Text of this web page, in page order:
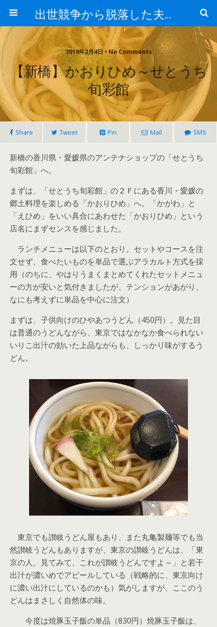
出世競争から脱落した夫と妻の日常
2019年2月4日 • No Comments
【新橋】かおりひめ～せとうち
旬彩館
Share Tweet Pin Mail SMS
新橋の香川県・愛媛県のアンテナショップの「せとうち
旬彩館」へ。
まずは、「せとうち旬彩館」の２Ｆにある香川・愛媛の
郷土料理を楽しめる「かおりひめ」へ。「かがわ」と
「えひめ」をいい具合にあわせた「かおりひめ」という
店名にまずセンスを感じました。
ランチメニューは以下のとおり。セットやコースを注
文せず、食べたいものを単品で選ぶアラカルト方式を採
用（のちに、やはりうまくまとめてくれたセットメニュ
ーの方が安いと気付きましたが、テンションがあがり、
なにも考えずに単品を中心に注文）
まずは、子供向けのひやあつうどん（450円）。見た目
は普通のうどんながら、東京ではなかなか食べられない
いりこ出汁の効いた上品ながらも、しっかり味がするう
どん。
東京でも讃岐うどん屋もあり、また丸亀製麺等でも当
然讃岐うどんもありますが、東京の讃岐うどんは、「東
京の人、見てみて、これが讃岐うどんですよ～」と若干
出汁が濃いめでアピールしている（戦略的に、東京向け
に濃い出汁にしているのかも）気がしますが、ここのう
どんはまさしく自然体の味。
今度は焼豚玉子飯の単品（830円）焼豚玉子飯は、